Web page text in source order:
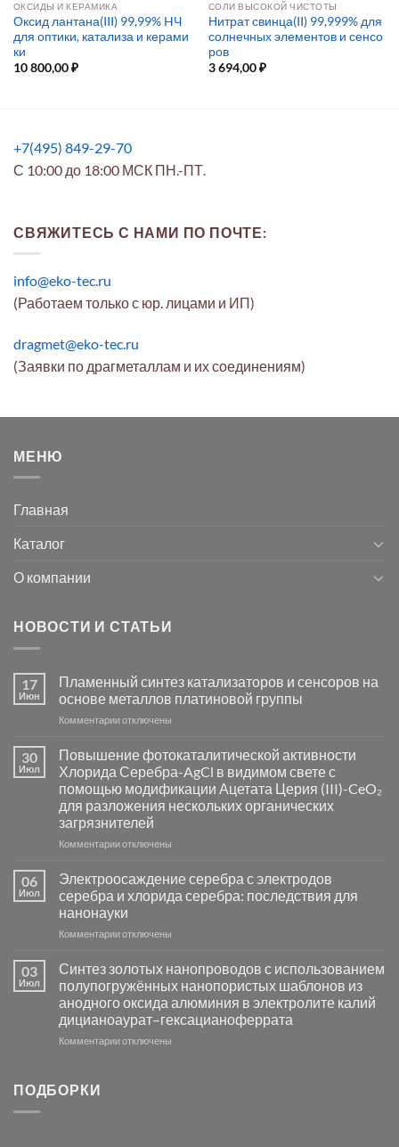
ОКСИДЫ И КЕРАМИКА
Оксид лантана(III) 99,99% HЧ
для оптики, катализа и керами
ки
10 800,00₽
СОЛИ ВЫСОКОЙ ЧИСТОТЫ
Нитрат свинца(II) 99,999% для
солнечных элементов и сенсо
ров
3 694,00₽
+7(495) 849-29-70
С 10:00 до 18:00 МСК ПН.-ПТ.
СВЯЖИТЕСЬ С НАМИ ПО ПОЧТЕ:
info@eko-tec.ru
(Работаем только с юр. лицами и ИП)
dragmet@eko-tec.ru
(Заявки по драгметаллам и их соединениям)
МЕНЮ
Главная
Каталог
О компании
НОВОСТИ И СТАТЬИ
17
Июн
Пламенный синтез катализаторов и сенсоров на
основе металлов платиновой группы
Комментариик
Пламенный
синтез
катализаторов
и
сенсоров
на
основе
группы
отключены
30
Июл
Повышение фотокаталитической активности
Хлорида Серебра-AgCl в видимом свете с
помощью модификации Ацетата Церия (III)-CeO₂
для разложения нескольких органических
загрязнителей
Комментариик
фотокаталитической
активности
Хлорида
Серебра-
в
видимом
свете
с
помощью
модификации
отключены
06
Июл
Электроосаждение серебра с электродов
серебра и хлорида серебра: последствия для
нанонауки
Комментариик
серебра
с
электродов
серебра
и
отключены
03
Июл
Синтез золотых нанопроводов с использованием
полупогружённых нанопористых шаблонов из
анодного оксида алюминия в электролите калий
дицианоаурат–гексацианоферрата
Комментариикотключены
ПОДБОРКИ